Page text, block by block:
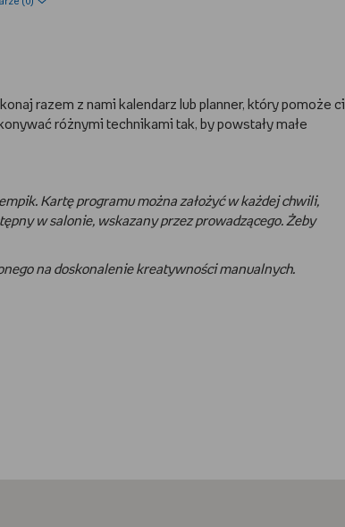
razem z nami kalendarz lub planner, który pomoże ci
różnymi technikami tak, by powstały małe
Kartę programu można założyć w każdej chwili,
w salonie, wskazany przez prowadzącego. Żeby
na doskonalenie kreatywności manualnych.